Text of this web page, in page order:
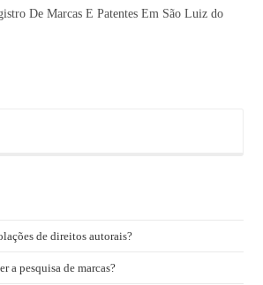
De Marcas E Patentes Em São Luiz do
de direitos autorais?
a pesquisa de marcas?